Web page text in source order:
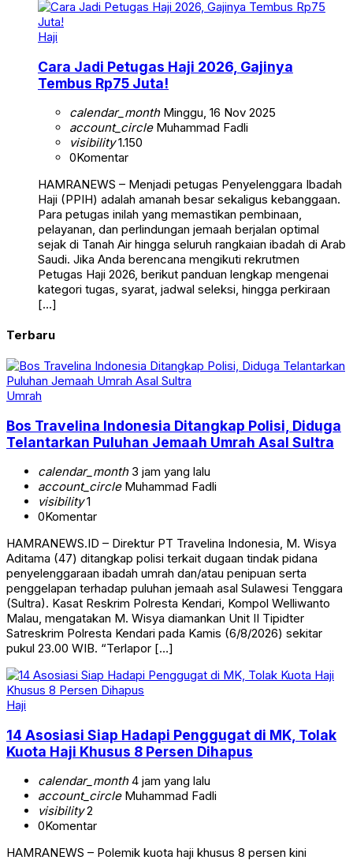
Haji
Cara Jadi Petugas Haji 2026, Gajinya
Tembus Rp75 Juta!
calendar_monthMinggu, 16 Nov 2025
account_circleMuhammad Fadli
visibility1.150
0Komentar
HAMRANEWS – Menjadi petugas Penyelenggara Ibadah
Haji (PPIH) adalah amanah besar sekaligus kebanggaan.
Para petugas inilah yang memastikan pembinaan,
pelayanan, dan perlindungan jemaah berjalan optimal
sejak di Tanah Air hingga seluruh rangkaian ibadah di Arab
Saudi. Jika Anda berencana mengikuti rekrutmen
Petugas Haji 2026, berikut panduan lengkap mengenai
kategori tugas, syarat, jadwal seleksi, hingga perkiraan
[…]
Terbaru
Umrah
Bos Travelina Indonesia Ditangkap Polisi, Diduga
Telantarkan Puluhan Jemaah Umrah Asal Sultra
calendar_month3 jam yang lalu
account_circleMuhammad Fadli
visibility1
0Komentar
HAMRANEWS.ID – Direktur PT Travelina Indonesia, M. Wisya
Aditama (47) ditangkap polisi terkait dugaan tindak pidana
penyelenggaraan ibadah umrah dan/atau penipuan serta
penggelapan terhadap puluhan jemaah asal Sulawesi Tenggara
(Sultra). Kasat Reskrim Polresta Kendari, Kompol Welliwanto
Malau, mengatakan M. Wisya diamankan Unit II Tipidter
Satreskrim Polresta Kendari pada Kamis (6/8/2026) sekitar
pukul 23.00 WIB. “Terlapor […]
Haji
14 Asosiasi Siap Hadapi Penggugat di MK, Tolak
Kuota Haji Khusus 8 Persen Dihapus
calendar_month4 jam yang lalu
account_circleMuhammad Fadli
visibility2
0Komentar
HAMRANEWS – Polemik kuota haji khusus 8 persen kini